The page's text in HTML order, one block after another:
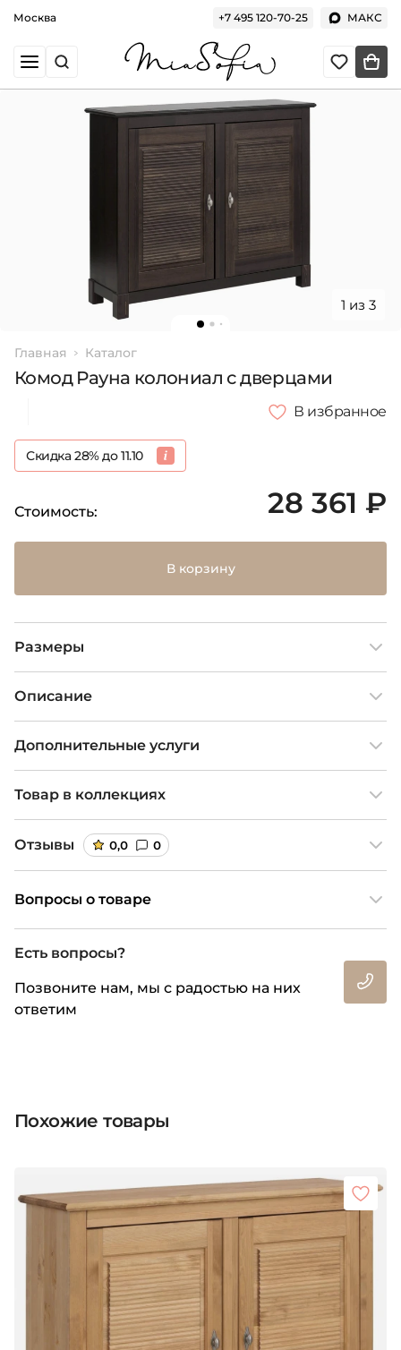
Москва +7 495 120-70-25 МАКС
1 из 3
Главная Каталог
Комод Рауна колониал с дверцами
В избранное
Скидка 28% до 11.10
Стоимость: 28 361 ₽
В корзину
Размеры
Описание
Дополнительные услуги
Товар в коллекциях
Отзывы 0,0 0
Вопросы о товаре
Есть вопросы?
Позвоните нам, мы с радостью на них
ответим
Похожие товары